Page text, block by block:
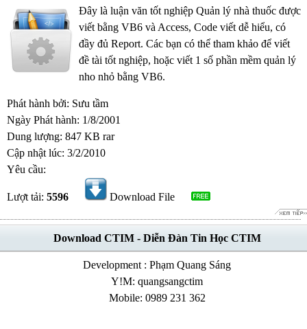
Đây là luận văn tốt nghiệp Quản lý nhà thuốc được
viết bằng VB6 và Access, Code viết dễ hiểu, có
đầy đủ Report. Các bạn có thể tham khảo để viết
đề tài tốt nghiệp, hoặc viết 1 số phần mềm quản lý
nho nhỏ bằng VB6.
Phát hành bởi: Sưu tầm
Ngày Phát hành: 1/8/2001
Dung lượng: 847 KB rar
Cập nhật lúc: 3/2/2010
Yêu cầu:
Lượt tải: 5596 Download File
Download CTIM - Diễn Đàn Tin Học CTIM
Development : Phạm Quang Sáng
Y!M: quangsangctim
Mobile: 0989 231 362